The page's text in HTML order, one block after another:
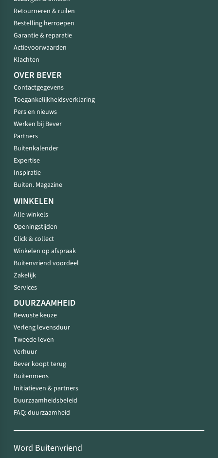
Retourneren & ruilen
Bestelling herroepen
Garantie & reparatie
Actievoorwaarden
Klachten
OVER BEVER
Contactgegevens
Toegankelijkheidsverklaring
Pers en nieuws
Werken bij Bever
Partners
Buitenkalender
Expertise
Inspiratie
Buiten. Magazine
WINKELEN
Alle winkels
Openingstijden
Click & collect
Winkelen op afspraak
Buitenvriend voordeel
Zakelijk
Services
DUURZAAMHEID
Bewuste keuze
Verleng levensduur
Tweede leven
Verhuur
Bever koopt terug
Buitenmens
Initiatieven & partners
Duurzaamheidsbeleid
FAQ: duurzaamheid
Word Buitenvriend